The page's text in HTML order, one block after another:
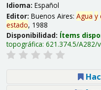
Idioma: Español
Editor: Buenos Aires: Agua y
estado, 1988
Disponibilidad: Ítems
topográfica: 621.374.5/A282/